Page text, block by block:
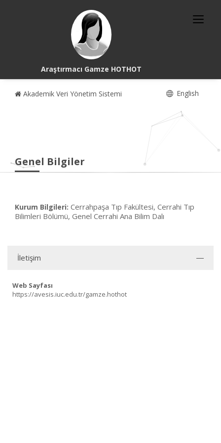
Araştırmacı Gamze HOTHOT
Akademik Veri Yönetim Sistemi English
Genel Bilgiler
Kurum Bilgileri: Cerrahpaşa Tıp Fakültesi, Cerrahi Tıp
Bilimleri Bölümü, Genel Cerrahi Ana Bilim Dalı
İletişim
Web Sayfası
https://avesis.iuc.edu.tr/gamze.hothot